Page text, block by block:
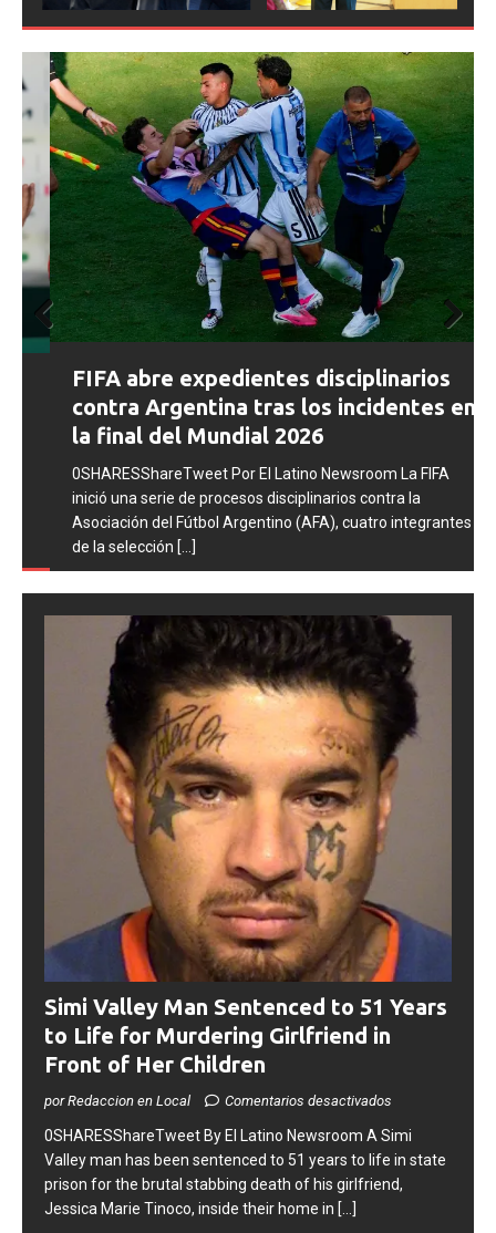
FIFA abre expedientes disciplinarios
contra Argentina tras los incidentes en
la final del Mundial 2026
0SHARESShareTweet Por El Latino Newsroom La FIFA
inició una serie de procesos disciplinarios contra la
Asociación del Fútbol Argentino (AFA), cuatro integrantes
de la selección[...]
Prev
Simi Valley Man Sentenced to 51 Years
to Life for Murdering Girlfriend in
Front of Her Children
0SHARESShareTweet ​By El Latino Newsroom ​A Simi
Valley man has been sentenced to 51 years to life in state
prison for the brutal stabbing death of his girlfriend,
[...]